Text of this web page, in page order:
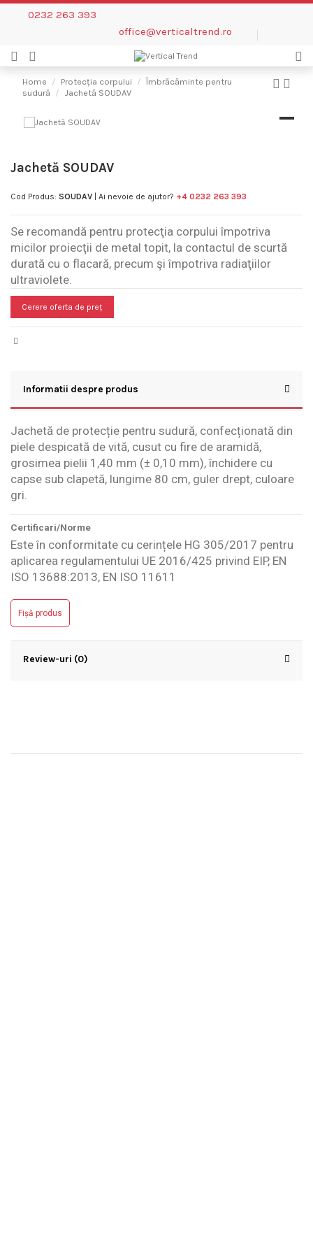
0232 263 393
office@verticaltrend.ro
Home Protecția corpului
Îmbrăcăminte pentru
sudură
Jachetă SOUDAV
Jachetă SOUDAV
Cod Produs: SOUDAV | Ai nevoie de ajutor? +4 0232 263 393
Se recomandă pentru protecţia corpului împotriva
micilor proiecţii de metal topit, la contactul de scurtă
durată cu o flacară, precum şi împotriva radiaţiilor
ultraviolete.
Cerere oferta de preț
Informatii despre produs
Jachetă de protecție pentru sudură, confecționată din
piele despicată de vită, cusut cu fire de aramidă,
grosimea pielii 1,40 mm (± 0,10 mm), închidere cu
capse sub clapetă, lungime 80 cm, guler drept, culoare
gri.
Certificari/Norme
Este în conformitate cu cerințele HG 305/2017 pentru
aplicarea regulamentului UE 2016/425 privind EIP, EN
ISO 13688:2013, EN ISO 11611
Fișă produs
Review-uri (0)